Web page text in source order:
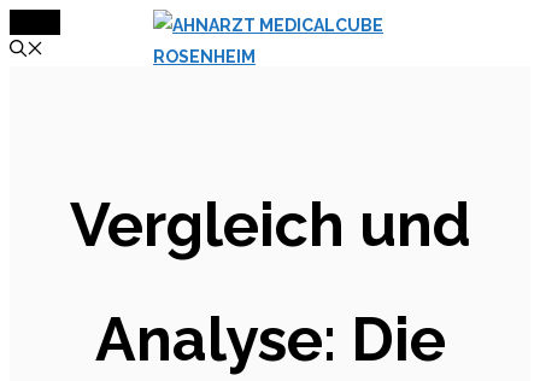
Inhalt
Vergleich und
Analyse: Die